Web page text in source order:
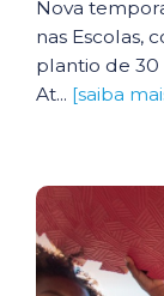
Nova
nas Escolas,
plantio de 30
At... [saiba